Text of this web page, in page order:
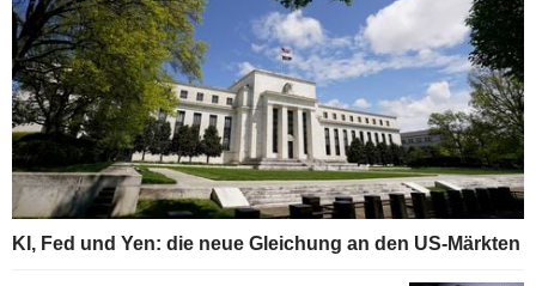
KI, Fed und Yen: die neue Gleichung an den US-Märkten